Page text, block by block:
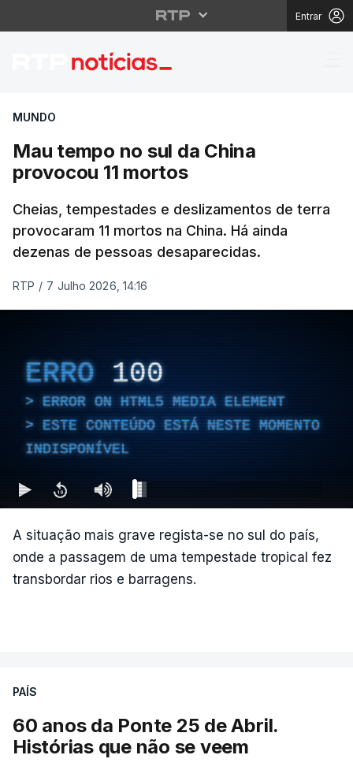
Entrar
Mau tempo no sul da
MUNDO
Mau tempo no sul da China
provocou 11 mortos
Cheias, tempestades e deslizamentos de terra
provocaram 11 mortos na China. Há ainda
dezenas de pessoas desaparecidas.
RTP / 7 Julho 2026, 14:16
ERRO 100
ERROR ON HTML5 MEDIA ELEMENT
ESTE CONTEÚDO ESTÁ NESTE MOMENTO
INDISPONÍVEL
A situação mais grave regista-se no sul do país,
onde a passagem de uma tempestade tropical fez
transbordar rios e barragens.
PAÍS
60 anos da Ponte 25 de Abril.
Histórias que não se veem